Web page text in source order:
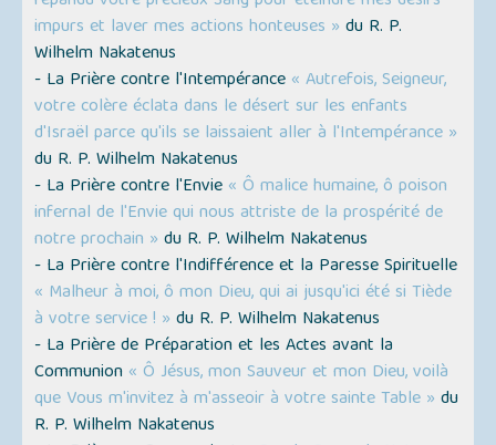
impurs et laver mes actions honteuses » du R. P.
Wilhelm Nakatenus
- La Prière contre l'Intempérance « Autrefois, Seigneur,
votre colère éclata dans le désert sur les enfants
d'Israël parce qu'ils se laissaient aller à l'Intempérance »
du R. P. Wilhelm Nakatenus
- La Prière contre l'Envie « Ô malice humaine, ô poison
infernal de l'Envie qui nous attriste de la prospérité de
notre prochain » du R. P. Wilhelm Nakatenus
- La Prière contre l'Indifférence et la Paresse Spirituelle
« Malheur à moi, ô mon Dieu, qui ai jusqu'ici été si Tiède
à votre service ! » du R. P. Wilhelm Nakatenus
- La Prière de Préparation et les Actes avant la
Communion « Ô Jésus, mon Sauveur et mon Dieu, voilà
que Vous m'invitez à m'asseoir à votre sainte Table » du
R. P. Wilhelm Nakatenus